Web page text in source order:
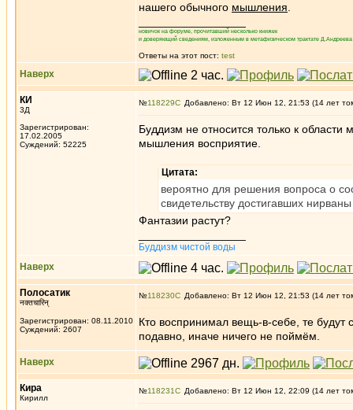
нашего обычного мышления
новичок на форуме, прочитавший несколько книжек
и доверяющий сведениям, изложенным в метафизическом трактате
Ответы на этот пост: test
Наверх
КИ
3Д
Зарегистрирован:
17.02.2005
Суждений: 52225
№118229 Добавлено: Вт 12 Июн 12, 21:53 (14 лет
Буддизм не относится только к
мышления восприятие.
Цитата:
вероятно для решения вопроса о
свидетельству достигавших нирваны
Фантазии растут?
Буддизм чистой воды
Наверх
Полосатик
नक्तचारिन्
Зарегистрирован: 08.11.2010
Суждений: 2607
№118230 Добавлено: Вт 12 Июн 12, 21:53 (14 лет
Кто воспринимал вещь-в-себе, те
подавно, иначе ничего не поймём.
Наверх
Кира
Кирилл
№118231 Добавлено: Вт 12 Июн 12, 22:09 (14 лет